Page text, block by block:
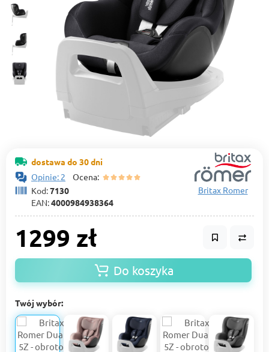
dostawa do 30 dni
Opinie: 2 Ocena:
Kod:7130
EAN:4000984938364
Britax Romer
1299 zł
Do koszyka
Twój wybór: